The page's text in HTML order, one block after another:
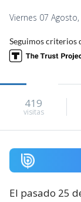
Viernes 07
Seguimos criterios
419
visitas
El pasado 25